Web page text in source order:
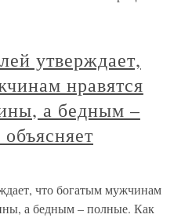
утверждает,
нравятся
а бедным –
что богатым мужчинам
а бедным – полные. Как